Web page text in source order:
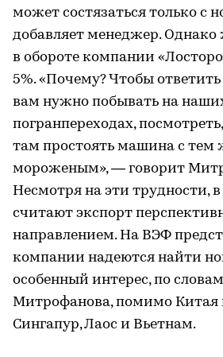
может состязаться только с
добавляет менеджер. Однако
в обороте компании
5%. «Почему? Чтобы ответить
вам нужно побывать на
погранпереходах,
там простоять машина с тем
мороженым», — говорит
Несмотря на эти трудности, в
считают экспорт
направлением. На ВЭФ
компании надеются найти
особенный интерес, по
Митрофанова, помимо Китая
Сингапур, Лаос и Вьетнам.